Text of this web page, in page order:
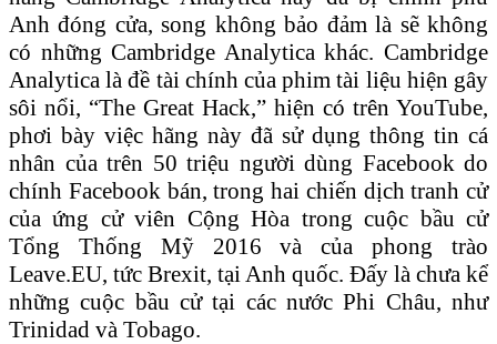
Anh đóng cửa, song không bảo đảm là sẽ không
có những Cambridge Analytica khác. Cambridge
Analytica là đề tài chính của phim tài liệu hiện gây
sôi nổi, “The Great Hack,” hiện có trên YouTube,
phơi bày việc hãng này đã sử dụng thông tin cá
nhân của trên 50 triệu người dùng Facebook do
chính Facebook bán, trong hai chiến dịch tranh cử
của ứng cử viên Cộng Hòa trong cuộc bầu cử
Tổng Thống Mỹ 2016 và của phong trào
Leave.EU, tức Brexit, tại Anh quốc. Đấy là chưa kể
những cuộc bầu cử tại các nước Phi Châu, như
Trinidad và Tobago.